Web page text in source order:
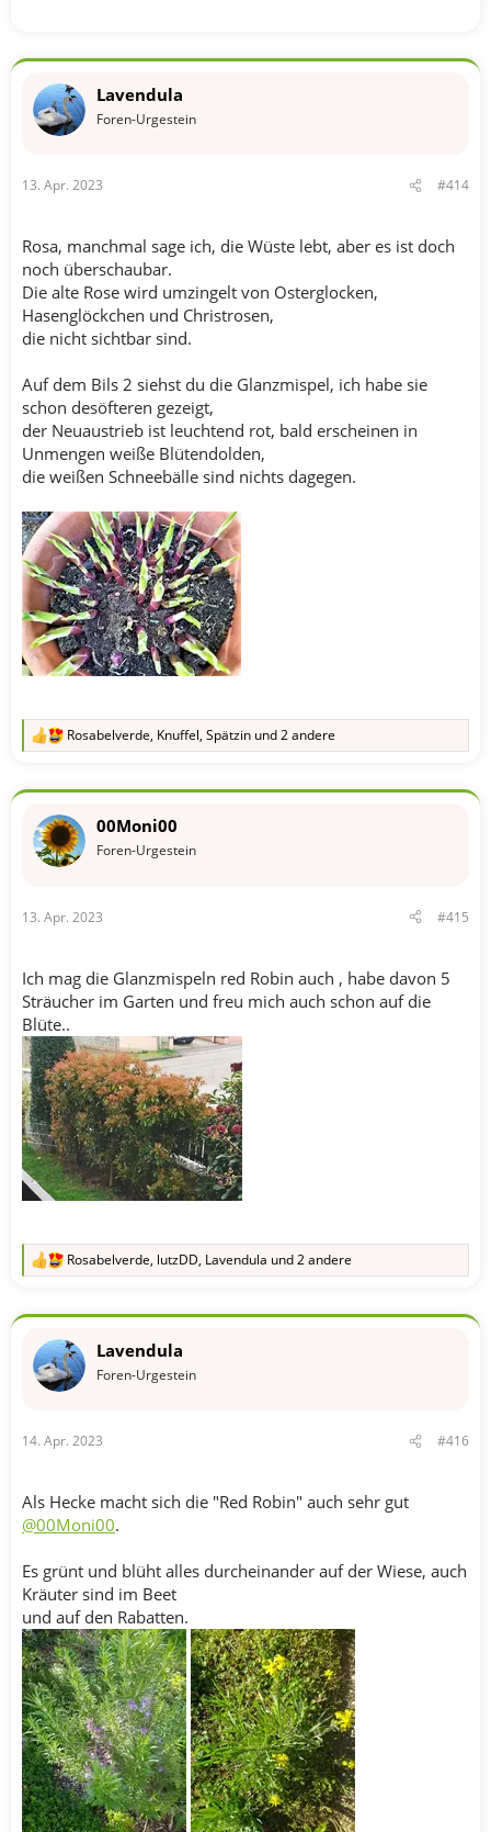
Lavendula
Foren-Urgestein
13. Apr. 2023 #414
Rosa, manchmal sage ich, die Wüste lebt, aber es ist doch
noch überschaubar.
Die alte Rose wird umzingelt von Osterglocken,
Hasenglöckchen und Christrosen,
die nicht sichtbar sind.
Auf dem Bils 2 siehst du die Glanzmispel, ich habe sie
schon desöfteren gezeigt,
der Neuaustrieb ist leuchtend rot, bald erscheinen in
Unmengen weiße Blütendolden,
die weißen Schneebälle sind nichts dagegen.
R
k
o
:
Rosabelverde, Knuffel, Spätzin und 2 andere
00Moni00
Foren-Urgestein
13. Apr. 2023 #415
Ich mag die Glanzmispeln red Robin auch , habe davon 5
Sträucher im Garten und freu mich auch schon auf die
Blüte..
R
k
o
:
Rosabelverde, lutzDD, Lavendula und 2 andere
Lavendula
Foren-Urgestein
14. Apr. 2023 #416
Als Hecke macht sich die "Red Robin" auch sehr gut
@00Moni00.
Es grünt und blüht alles durcheinander auf der Wiese, auch
Kräuter sind im Beet
und auf den Rabatten.